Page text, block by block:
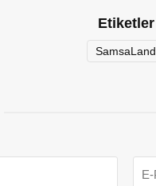
Etiketler
SamsaLand